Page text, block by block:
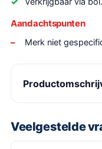
Aandachtspunten
Merk niet
Veelgestelde